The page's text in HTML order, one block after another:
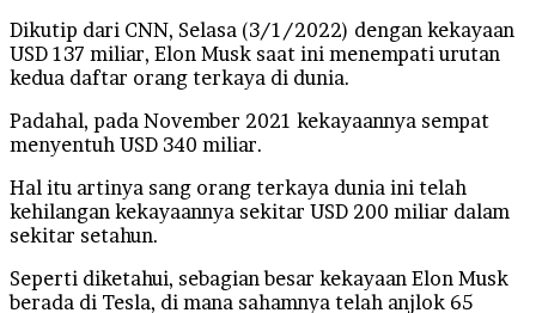
Dikutip dari CNN, Selasa (3/1/2022) dengan kekayaan
USD 137 miliar, Elon Musk saat ini menempati urutan
kedua daftar orang terkaya di dunia.
Padahal, pada November 2021 kekayaannya sempat
menyentuh USD 340 miliar.
Hal itu artinya sang orang terkaya dunia ini telah
kehilangan kekayaannya sekitar USD 200 miliar dalam
sekitar setahun.
Seperti diketahui, sebagian besar kekayaan Elon Musk
berada di Tesla, di mana sahamnya telah anjlok 65